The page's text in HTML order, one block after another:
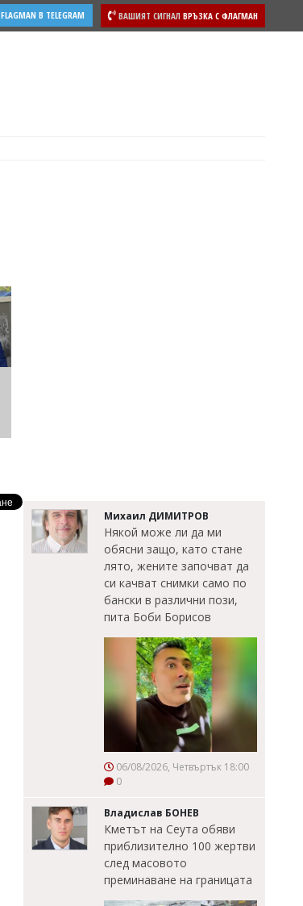
ВАШИЯТ СИГНАЛ ВРЪЗКА С ФЛАГМАН
FLAGMAN В TELEGRAM
Михаил ДИМИТРОВ
Някой може ли да ми
обясни защо, като стане
лято, жените започват да
си качват снимки само по
бански в различни пози,
пита Боби Борисов
06/08/2026, Четвъртък 18:00
0
Владислав БОНЕВ
Кметът на Сеута обяви
приблизително 100 жертви
след масовото
преминаване на границата